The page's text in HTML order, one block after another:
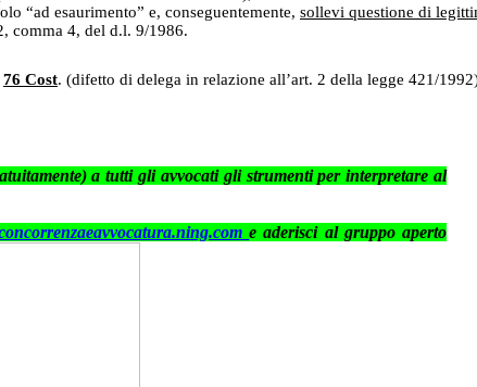
“ad esaurimento” e, conseguentemente, sollevi questione di
comma 4, del d.l. 9/1986.
76 Cost. (difetto di delega in relazione all’art. 2 della legge 421/
a tutti gli avvocati gli strumenti per interpretare al
e aderisci al gruppo aperto